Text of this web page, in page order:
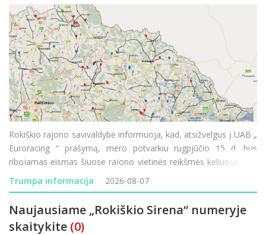
Rokiškio rajono savivaldybė informuoja, kad, atsižvelgus į UAB „
Euroracing “ prašymą, mero potvarkiu rugpjūčio 15 d. bus
ribojamas eismas šiuose rajono vietinės reikšmės keliuose: RK-
199 „Močiekiai–Pagada“ – eismas ribojamas rugpjūč
Trumpa informacija 2026-08-07
Naujausiame „Rokiškio Sirena“ numeryje
skaitykite (0)